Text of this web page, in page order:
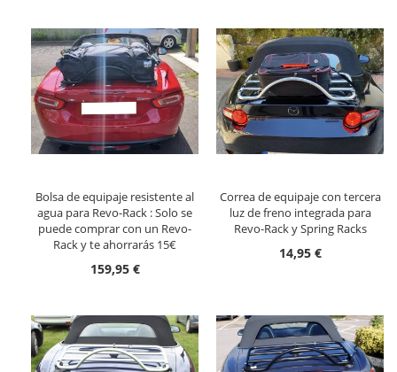
Bolsa de equipaje resistente al
agua para Revo-Rack : Solo se
puede comprar con un Revo-
Rack y te ahorrarás 15€
159,95 €
Correa de equipaje con tercera
luz de freno integrada para
Revo-Rack y Spring Racks
14,95 €